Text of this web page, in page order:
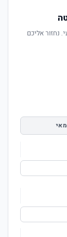
נחזור אליכם